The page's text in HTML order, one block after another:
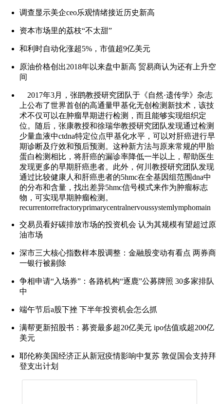
调查显示美企ceo乐观情绪接近历史新高
资本市场里的荔枝“不太甜”
和利时自动化涨超5%，市值超9亿美元
原油价格创出2018年以来盘中新高 贸易商认为还有上升空
间
2017年3月，张鹍教授研究团队于《自然·遗传学》杂志
上公布了世界首创的高通量甲基化无创检测新技术，该技
术不仅可以在肿瘤早期进行检测，而且能够实现组织定
位。随后，张康教授和徐瑞华教授研究团队发现通过检测
少量血液中ctdna特定位点甲基化水平，可以对肝癌进行早
期诊断及疗效和预后预测。这种新方法与原来常规的甲胎
蛋白检测相比，将肝癌的漏诊率降低一半以上，帮助医生
发现更多的早期肝癌患者。此外，何川教授研究团队发现
通过比较健康人和肝癌患者的5hmc在全基因组范围dna中
的分布和含量，找出差异5hmc信号模式来作为肿瘤标志
物，可实现早期肿瘤检测。
recurrentorrefractoryprimarycentralnervoussystemlymphomain
交易员看好碳排放市场的投资机会 认为其规模有望超过原
油市场
深市三大核心指数样本股调整：金融股变动有看点 两券商
一银行被剔除
争相申请“入场券”：各路机构“逐鹿”公募牌照 30多家排队
中
端午节后a股下挫 下半年投资机会怎么抓
满帮更新招股书：募资最多超20亿美元 ipo估值或超200亿
美元
耶伦称美国经济正从新冠疫情影响中复苏 敦促国会支持拜
登支出计划